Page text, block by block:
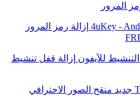
4uKey - إزالة رمز المرور
إزالة قفل تنشيط
جديد منقح الصور الاحترافي